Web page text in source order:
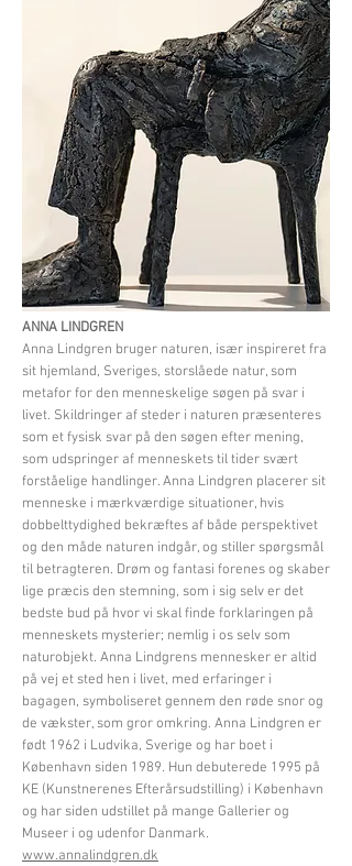
ANNA LINDGREN
Anna Lindgren bruger naturen, især inspireret fra
sit hjemland, Sveriges, storslåede natur, som
metafor for den menneskelige søgen på svar i
livet. Skildringer af steder i naturen præsenteres
som et fysisk svar på den søgen efter mening,
som udspringer af menneskets til tider svært
forståelige handlinger. Anna Lindgren placerer sit
menneske i mærkværdige situationer, hvis
dobbelttydighed bekræftes af både perspektivet
og den måde naturen indgår, og stiller spørgsmål
til betragteren. Drøm og fantasi forenes og skaber
lige præcis den stemning, som i sig selv er det
bedste bud på hvor vi skal finde forklaringen på
menneskets mysterier; nemlig i os selv som
naturobjekt. Anna Lindgrens mennesker er altid
på vej et sted hen i livet, med erfaringer i
bagagen, symboliseret gennem den røde snor og
de vækster, som gror omkring. Anna Lindgren er
født 1962 i Ludvika, Sverige og har boet i
København siden 1989. Hun debuterede 1995 på
KE (Kunstnerenes Efterårsudstilling) i København
og har siden udstillet på mange Gallerier og
Museer i og udenfor Danmark.
www.annalindgren.dk